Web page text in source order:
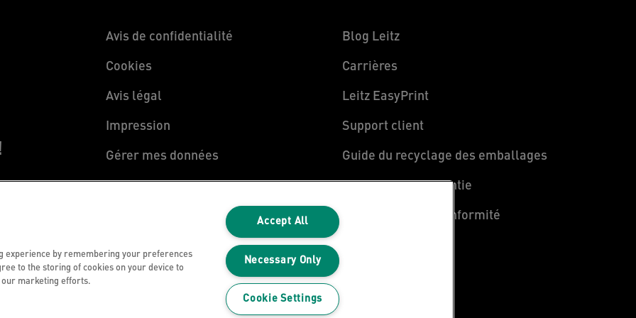
Avis de confidentialité
Cookies
Avis légal
Impression
Gérer mes données
Blog Leitz
Carrières
Leitz EasyPrint
Support client
Guide du recyclage des emballages
Conditions de garantie
Déclarations de conformité
experience by remembering your preferences
to the storing of cookies on your device to
our marketing efforts.
Accept All
Necessary Only
Cookie Settings